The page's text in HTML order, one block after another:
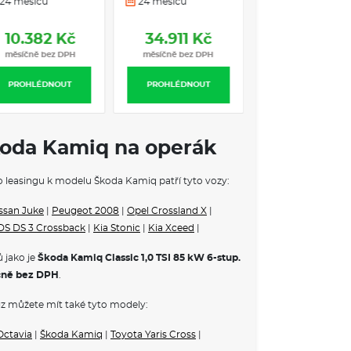
VE VÝBAVA STUPNI
prostoru
s osvětlením
zpětná zrcátka
PROHLÉDNOUT
8.990 Kč
měsíčně bez DPH
PROHLÉDNOUT
10.382 Kč
měsíčně bez DPH
Kamiq na operák
leasingu k modelu Škoda Kamiq patří tyto vozy:
Juke Peugeot 2008 Opel Crossland X
DS 3 Crossback Kia Stonic Kia Xceed
jako je Škoda Kamiq Classic 1,0 TSI 85 kW 6-stup.
bez DPH
můžete mít také tyto modely:
Škoda Kamiq Toyota Yaris Cross